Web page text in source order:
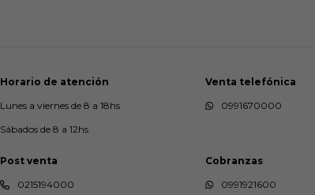
Horario de atención
Lunes a viernes de 8 a 18hs
Sábados de 8 a 12hs
Venta telefónica
0991670000
Post venta
0215194000
Cobranzas
0991921600